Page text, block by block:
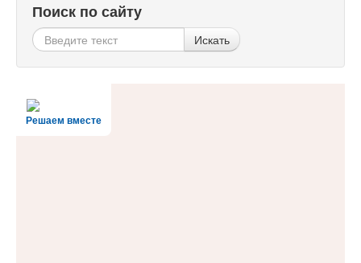
Поиск по сайту
Искать
Решаем вместе